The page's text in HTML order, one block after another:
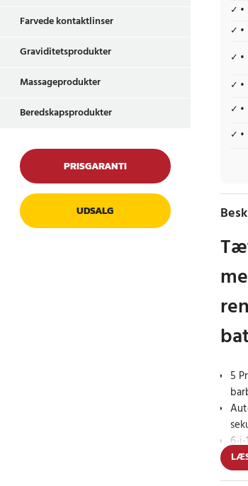
Farvede kontaktlinser
Graviditetsprodukter
Massageprodukter
Beredskapsprodukter
PRISGARANTI
UDSALG
5
6-